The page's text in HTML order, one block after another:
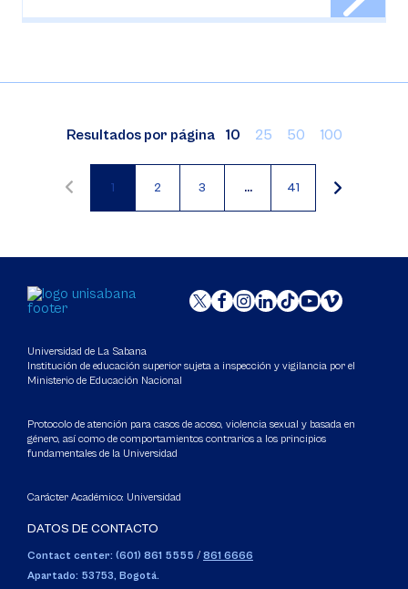
Resultados por página 10 25 50 100
Paginación
Página
actual
1
Página
2
Página
3 … 41
Universidad de La Sabana
Institución de educación superior sujeta a inspección y vigilancia por el
Ministerio de Educación Nacional
Protocolo de atención para casos de acoso, violencia sexual y basada en
género, así como de comportamientos contrarios a los principios
fundamentales de la Universidad
Carácter Académico: Universidad
DATOS DE CONTACTO
Contact center: (601) 861 5555 / 861 6666
Apartado: 53753, Bogotá.